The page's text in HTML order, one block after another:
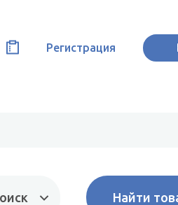
Регистрация